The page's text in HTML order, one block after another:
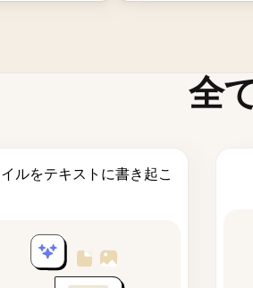
全
ルをテキストに書き起こ